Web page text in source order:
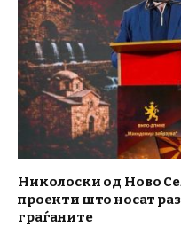
Николоски од Ново
проекти што носат
граѓаните